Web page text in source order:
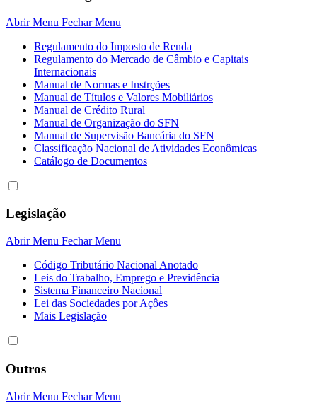
Abrir Menu Fechar Menu
Regulamento do Imposto de Renda
Regulamento do Mercado de Câmbio e Capitais
Internacionais
Manual de Normas e Instrções
Manual de Títulos e Valores Mobiliários
Manual de Crédito Rural
Manual de Organização do SFN
Manual de Supervisão Bancária do SFN
Classificação Nacional de Atividades Econômicas
Catálogo de Documentos
Legislação
Abrir Menu Fechar Menu
Código Tributário Nacional Anotado
Leis do Trabalho, Emprego e Previdência
Sistema Financeiro Nacional
Lei das Sociedades por Açôes
Mais Legislação
Outros
Abrir Menu Fechar Menu